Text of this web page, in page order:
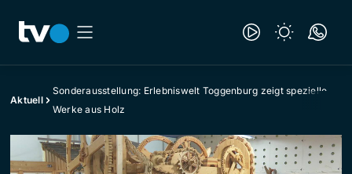
Aktuell
Sonderausstellung: Erlebniswelt Toggenburg zeigt spezielle
Werke aus Holz